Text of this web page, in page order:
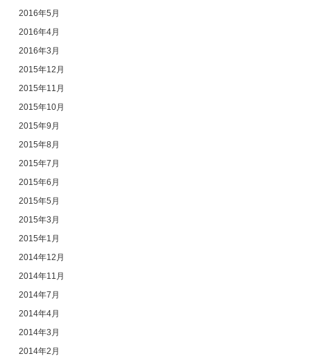
2016年5月
2016年4月
2016年3月
2015年12月
2015年11月
2015年10月
2015年9月
2015年8月
2015年7月
2015年6月
2015年5月
2015年3月
2015年1月
2014年12月
2014年11月
2014年7月
2014年4月
2014年3月
2014年2月